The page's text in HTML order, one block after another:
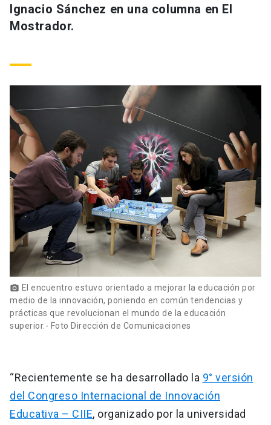
Vecinos
Medios Biblioteca launch
Ignacio Sánchez en una columna en El
Mostrador.
photo_camera El encuentro estuvo orientado a mejorar la educación por
medio de la innovación, poniendo en común tendencias y
prácticas que revolucionan el mundo de la educación
superior.- Foto Dirección de Comunicaciones
“Recientemente se ha desarrollado la 9° versión
del Congreso Internacional de Innovación
Educativa – CIIE, organizado por la universidad